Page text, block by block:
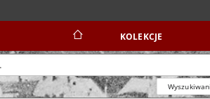
KOLEKCJE